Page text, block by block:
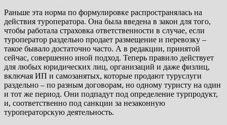
Раньше эта норма по формулировке распространялась на
действия туроператора. Она была введена в закон для того,
чтобы работала страховка ответственности в случае, если
туроператор раздельно продает размещение и перевозку –
такое бывало достаточно часто. А в редакции, принятой
сейчас, совершенно иной подход. Теперь правило действует
для любых юридических лиц, организаций и даже физлиц,
включая ИП и самозанятых, которые продают туруслуги
раздельно – по разным договорам, но одному туристу на один
и тот же период. Они подпадут под определение турпродукт,
и, соответственно под санкции за незаконную
туроператорскую деятельность.